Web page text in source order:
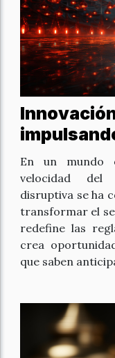
En un mundo
velocidad del
disruptiva se ha
transformar el
redefine las
crea
que saben